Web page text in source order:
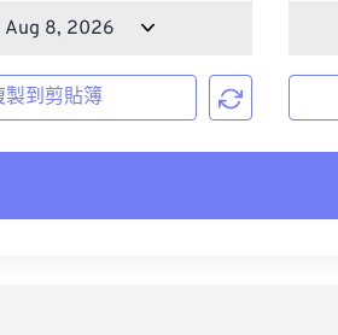
製到剪貼簿